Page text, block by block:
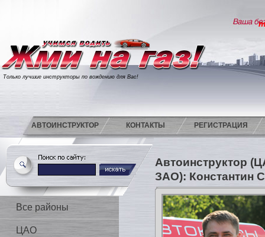
Только лучшие инструкторы по вождению для Вас!
АВТОИНСТРУКТОР КОНТАКТЫ РЕГИСТРАЦИЯ
Все районы
ЦАО
ЗАО): Константин